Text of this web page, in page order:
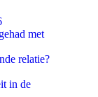
met
relatie?
in de